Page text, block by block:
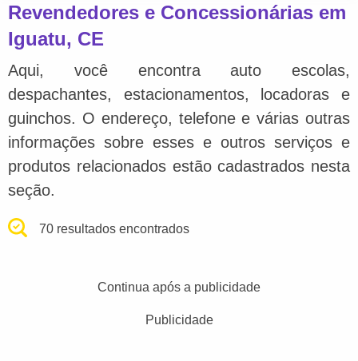
Revendedores e Concessionárias em
Iguatu, CE
Aqui, você encontra auto escolas,
despachantes, estacionamentos, locadoras e
guinchos. O endereço, telefone e várias outras
informações sobre esses e outros serviços e
produtos relacionados estão cadastrados nesta
seção.
70 resultados encontrados
Continua após a publicidade
Publicidade